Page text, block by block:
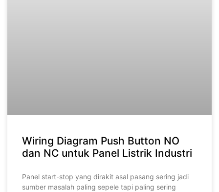
Wiring Diagram Push Button NO
dan NC untuk Panel Listrik Industri
Panel start-stop yang dirakit asal pasang sering jadi
sumber masalah paling sepele tapi paling sering